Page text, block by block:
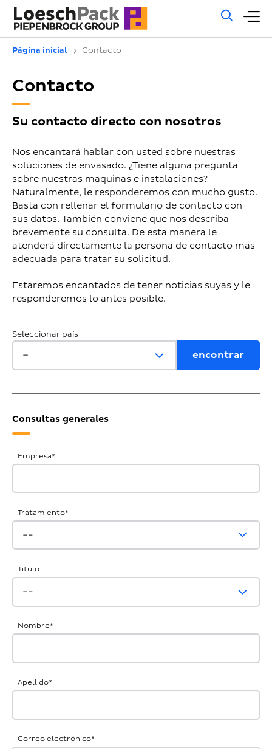
Página inicial Contacto
Contacto
Su contacto directo con nosotros
Nos encantará hablar con usted sobre nuestras
soluciones de envasado. ¿Tiene alguna pregunta
sobre nuestras máquinas e instalaciones?
Naturalmente, le responderemos con mucho gusto.
Basta con rellenar el formulario de contacto con
sus datos. También conviene que nos describa
brevemente su consulta. De esta manera le
atenderá directamente la persona de contacto más
adecuada para tratar su solicitud.
Estaremos encantados de tener noticias suyas y le
responderemos lo antes posible.
Seleccionar país
Consultas generales
Consultas
generales
Empresa*
Tratamiento*
Título
Nombre*
Apellido*
Correo electrónico*